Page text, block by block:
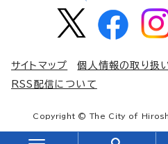
サイトマップ 個人情報の取り扱
RSS配信について
Copyright © The City of